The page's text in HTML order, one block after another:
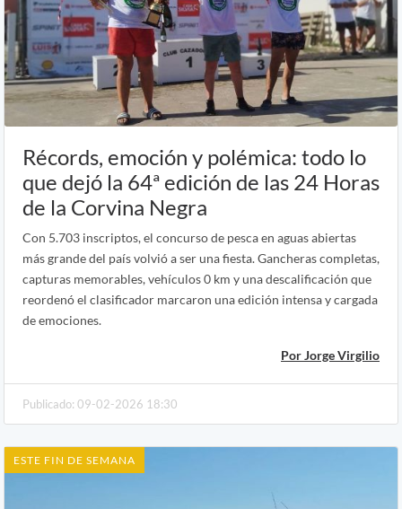
Récords, emoción y polémica: todo lo
que dejó la 64ª edición de las 24 Horas
de la Corvina Negra
Con 5.703 inscriptos, el concurso de pesca en aguas abiertas
más grande del país volvió a ser una fiesta. Gancheras completas,
capturas memorables, vehículos 0 km y una descalificación que
reordenó el clasificador marcaron una edición intensa y cargada
de emociones.
Por Jorge Virgilio
Publicado: 09-02-2026 18:30
ESTE FIN DE SEMANA